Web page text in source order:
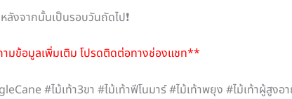
งจากนั้นเป็นรอบวันถัดไป❗
มข้อมูลเพิ่มเติม โปรดติดต่อทางช่องแชท**
#ไม้เท้า3ขา #ไม้เท้าฟีโนมาร์ #ไม้เท้าพยุง #ไม้เท้า